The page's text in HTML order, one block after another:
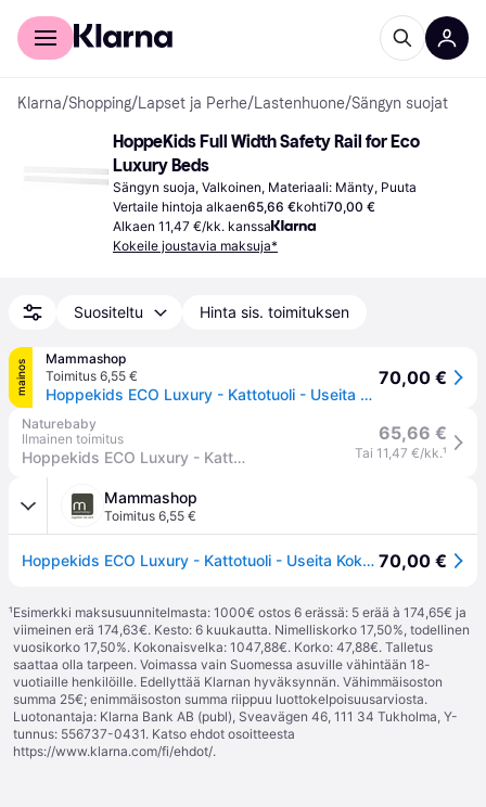
Kuluttajille
Klarna/Shopping/Lapset ja Perhe/Lastenhuone/Sängyn suojat
HoppeKids Full Width Safety Rail for Eco
Luxury Beds
Sängyn suoja, Valkoinen, Materiaali: Mänty, Puuta
Vertaile hintoja alkaen65,66 €kohti70,00 €
Alkaen 11,47 €/kk. kanssa
Kokeile joustavia maksuja*
Suositeltu Hinta sis. toimituksen
mainos
Mammashop
Toimitus 6,55 €
Hoppekids ECO Luxury - Kattotuoli - Useita Kokoja - Valkoinen 70x160 cm.
70,00 €
Naturebaby
Ilmainen toimitus
Hoppekids ECO Luxury - Kattava sänky - Useita kokoja - Valkoinen 70x160 cm.
65,66 €
Tai 11,47 €/kk.¹
Mammashop
Toimitus 6,55 €
Hoppekids ECO Luxury - Kattotuoli - Useita Kokoja - Valkoinen 70x160 cm. 70,00 €
¹Esimerkki maksusuunnitelmasta: 1000€ ostos 6 erässä: 5 erää à 174,65€ ja
viimeinen erä 174,63€. Kesto: 6 kuukautta. Nimelliskorko 17,50%, todellinen
vuosikorko 17,50%. Kokonaisvelka: 1047,88€. Korko: 47,88€. Talletus
saattaa olla tarpeen. Voimassa vain Suomessa asuville vähintään 18-
vuotiaille henkilöille. Edellyttää Klarnan hyväksynnän. Vähimmäisoston
summa 25€; enimmäisoston summa riippuu luottokelpoisuusarviosta.
Luotonantaja: Klarna Bank AB (publ), Sveavägen 46, 111 34 Tukholma, Y-
tunnus: 556737-0431. Katso ehdot osoitteesta
https://www.klarna.com/fi/ehdot/.